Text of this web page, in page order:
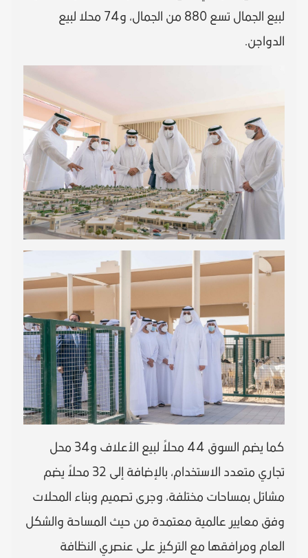
لبيع الجمال تسع 880 من الجمال، و74 محلا لبيع
الدواجن.
كما يضم السوق 44 محلاً لبيع الأعلاف و34 محل
تجاري متعدد الاستخدام، بالإضافة إلى 32 محلاً يضم
مشاتل بمساحات مختلفة، وجرى تصميم وبناء المحلات
وفق معايير عالمية معتمدة من حيث المساحة والشكل
العام ومرافقها مع التركيز على عنصري النظافة